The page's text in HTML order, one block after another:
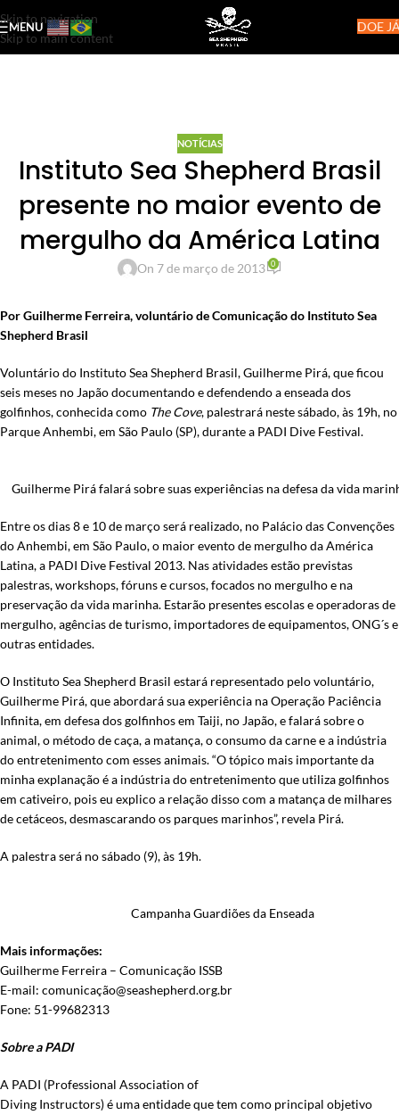
Skip to navigation
Skip to main content
MENU DOE
NOTÍCIAS
Instituto Sea Shepherd Brasil
presente no maior evento de
mergulho da América Latina
On 7 de março de 2013 0
Por Guilherme Ferreira, voluntário de Comunicação do Instituto Sea
Shepherd Brasil
Voluntário do Instituto Sea Shepherd Brasil, Guilherme Pirá, que ficou
seis meses no Japão documentando e defendendo a enseada dos
golfinhos, conhecida como The Cove, palestrará neste sábado, às 19h, no
Parque Anhembi, em São Paulo (SP), durante a PADI Dive Festival.
Guilherme Pirá falará sobre suas experiências na defesa da vida
Entre os dias 8 e 10 de março será realizado, no Palácio das Convenções
do Anhembi, em São Paulo, o maior evento de mergulho da América
Latina, a PADI Dive Festival 2013. Nas atividades estão previstas
palestras, workshops, fóruns e cursos, focados no mergulho e na
preservação da vida marinha. Estarão presentes escolas e operadoras de
mergulho, agências de turismo, importadores de equipamentos, ONG´s e
outras entidades.
O Instituto Sea Shepherd Brasil estará representado pelo voluntário,
Guilherme Pirá, que abordará sua experiência na Operação Paciência
Infinita, em defesa dos golfinhos em Taiji, no Japão, e falará sobre o
animal, o método de caça, a matança, o consumo da carne e a indústria
do entretenimento com esses animais. “O tópico mais importante da
minha explanação é a indústria do entretenimento que utiliza golfinhos
em cativeiro, pois eu explico a relação disso com a matança de milhares
de cetáceos, desmascarando os parques marinhos”, revela Pirá.
A palestra será no sábado (9), às 19h.
Campanha Guardiões da Enseada
Mais informações:
Guilherme Ferreira – Comunicação ISSB
E-mail: comunicação@seashepherd.org.br
Fone: 51-99682313
Sobre a PADI
A PADI (Professional Association of
Diving Instructors) é uma entidade que tem como principal objetivo